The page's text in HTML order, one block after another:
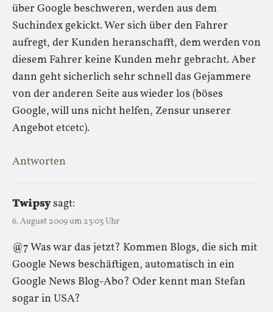
über Google beschweren, werden aus dem
Suchindex gekickt. Wer sich über den Fahrer
aufregt, der Kunden heranschafft, dem werden von
diesem Fahrer keine Kunden mehr gebracht. Aber
dann geht sicherlich sehr schnell das Gejammere
von der anderen Seite aus wieder los (böses
Google, will uns nicht helfen, Zensur unserer
Angebot etcetc).
Antworten
Twipsysagt:
6. August 2009 um 23:03 Uhr
@7 Was war das jetzt? Kommen Blogs, die sich mit
Google News beschäftigen, automatisch in ein
Google News Blog-Abo? Oder kennt man Stefan
sogar in USA?